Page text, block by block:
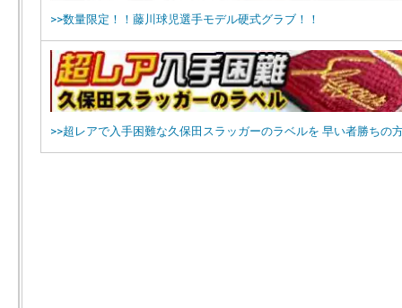
>>数量限定！！藤川球児選手モデル硬式グラブ！！
>>超レアで入手困難な久保田スラッガーのラベルを 早い者勝ちの